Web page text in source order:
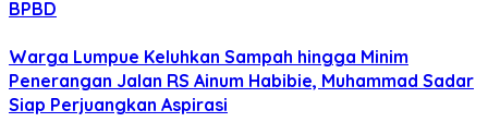
BPBD
Warga Lumpue Keluhkan Sampah hingga Minim
Penerangan Jalan RS Ainum Habibie, Muhammad Sadar
Siap Perjuangkan Aspirasi